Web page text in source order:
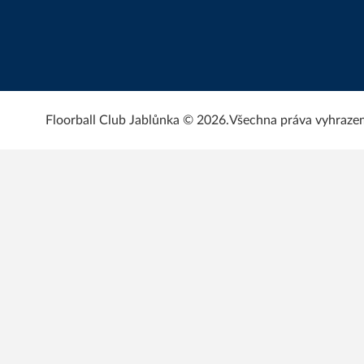
Floorball Club Jablůnka © 2026.Všechna práva